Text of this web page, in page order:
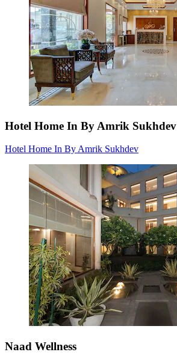
Hotel Home In By Amrik Sukhdev
Hotel Home In By Amrik Sukhdev
Naad Wellness